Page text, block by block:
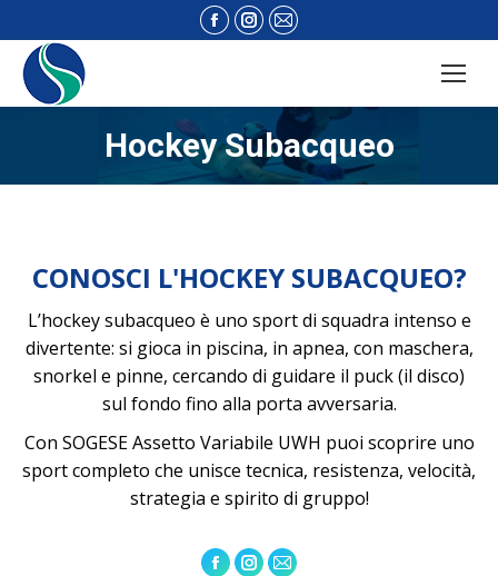
Facebook
page
in
new
window
Instagram
page
in
new
window
Mail
page
in
new
window
Hockey Subacqueo
CONOSCI L'HOCKEY SUBACQUEO?
L’hockey subacqueo è uno sport di squadra intenso e
divertente: si gioca in piscina, in apnea, con maschera,
snorkel e pinne, cercando di guidare il puck (il disco)
sul fondo fino alla porta avversaria.
Con SOGESE Assetto Variabile UWH puoi scoprire uno
sport completo che unisce tecnica, resistenza, velocità,
strategia e spirito di gruppo!
Facebook
Instagram
Mail